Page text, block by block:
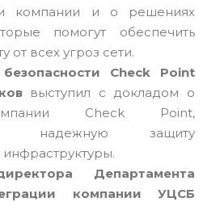
компании и о решениях
помогут обеспечить
от всех угроз сети.
Check Point
выступил с докладом о
Check Point,
надежную защиту
Департамента
компании УЦСБ